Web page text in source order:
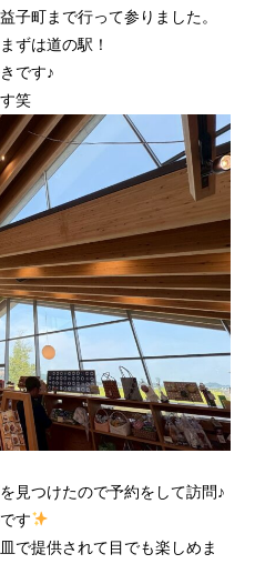
子町まで行って参りました。
ずは道の駅！
です♪
笑
見つけたので予約をして訪問♪
す
で提供されて目でも楽しめま